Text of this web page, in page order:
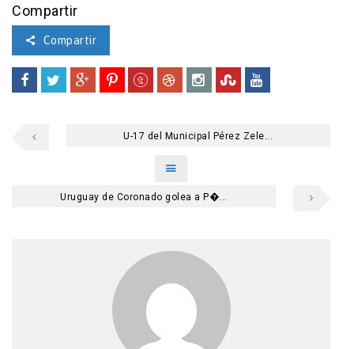
Compartir
Compartir
U-17 del Municipal Pérez Zele...
Uruguay de Coronado golea a P�...